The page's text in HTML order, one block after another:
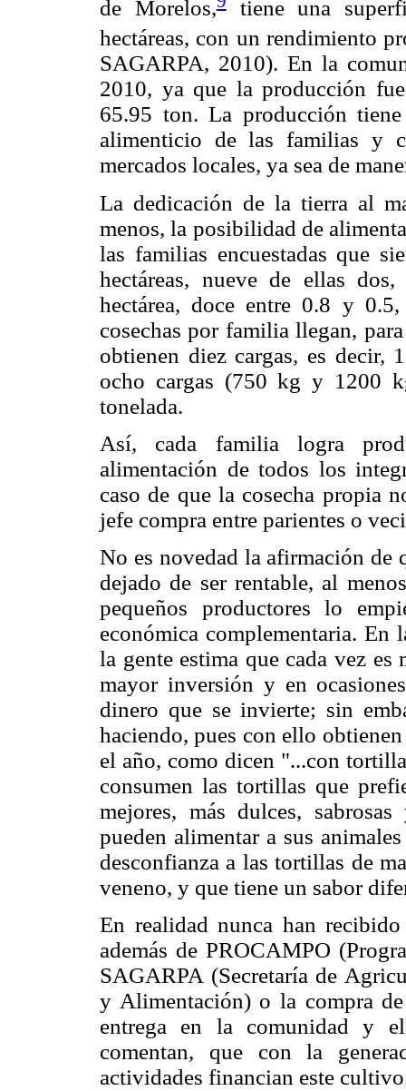
de Morelos, tiene una
hectáreas, con un rendimiento
SAGARPA, 2010). En la
2010, ya que la producción
65.95 ton. La producción
alimenticio de las familias y
mercados locales, ya sea de
La dedicación de la tierra al
menos, la posibilidad de
las familias encuestadas que
hectáreas, nueve de ellas
hectárea, doce entre 0.8 y
cosechas por familia llegan,
obtienen diez cargas, es decir,
ocho cargas (750 kg y 1200
tonelada.
Así, cada familia logra
alimentación de todos los
caso de que la cosecha propia
jefe compra entre parientes o
No es novedad la afirmación de
dejado de ser rentable, al
pequeños productores lo
económica complementaria. En
la gente estima que cada vez
mayor inversión y en
dinero que se invierte; sin
haciendo, pues con ello
el año, como dicen "...con
consumen las tortillas que
mejores, más dulces,
pueden alimentar a sus
desconfianza a las tortillas de
veneno, y que tiene un sabor
En realidad nunca han
además de PROCAMPO
SAGARPA (Secretaría de
y Alimentación) o la compra
entrega en la comunidad y
comentan, que con la
actividades financian este